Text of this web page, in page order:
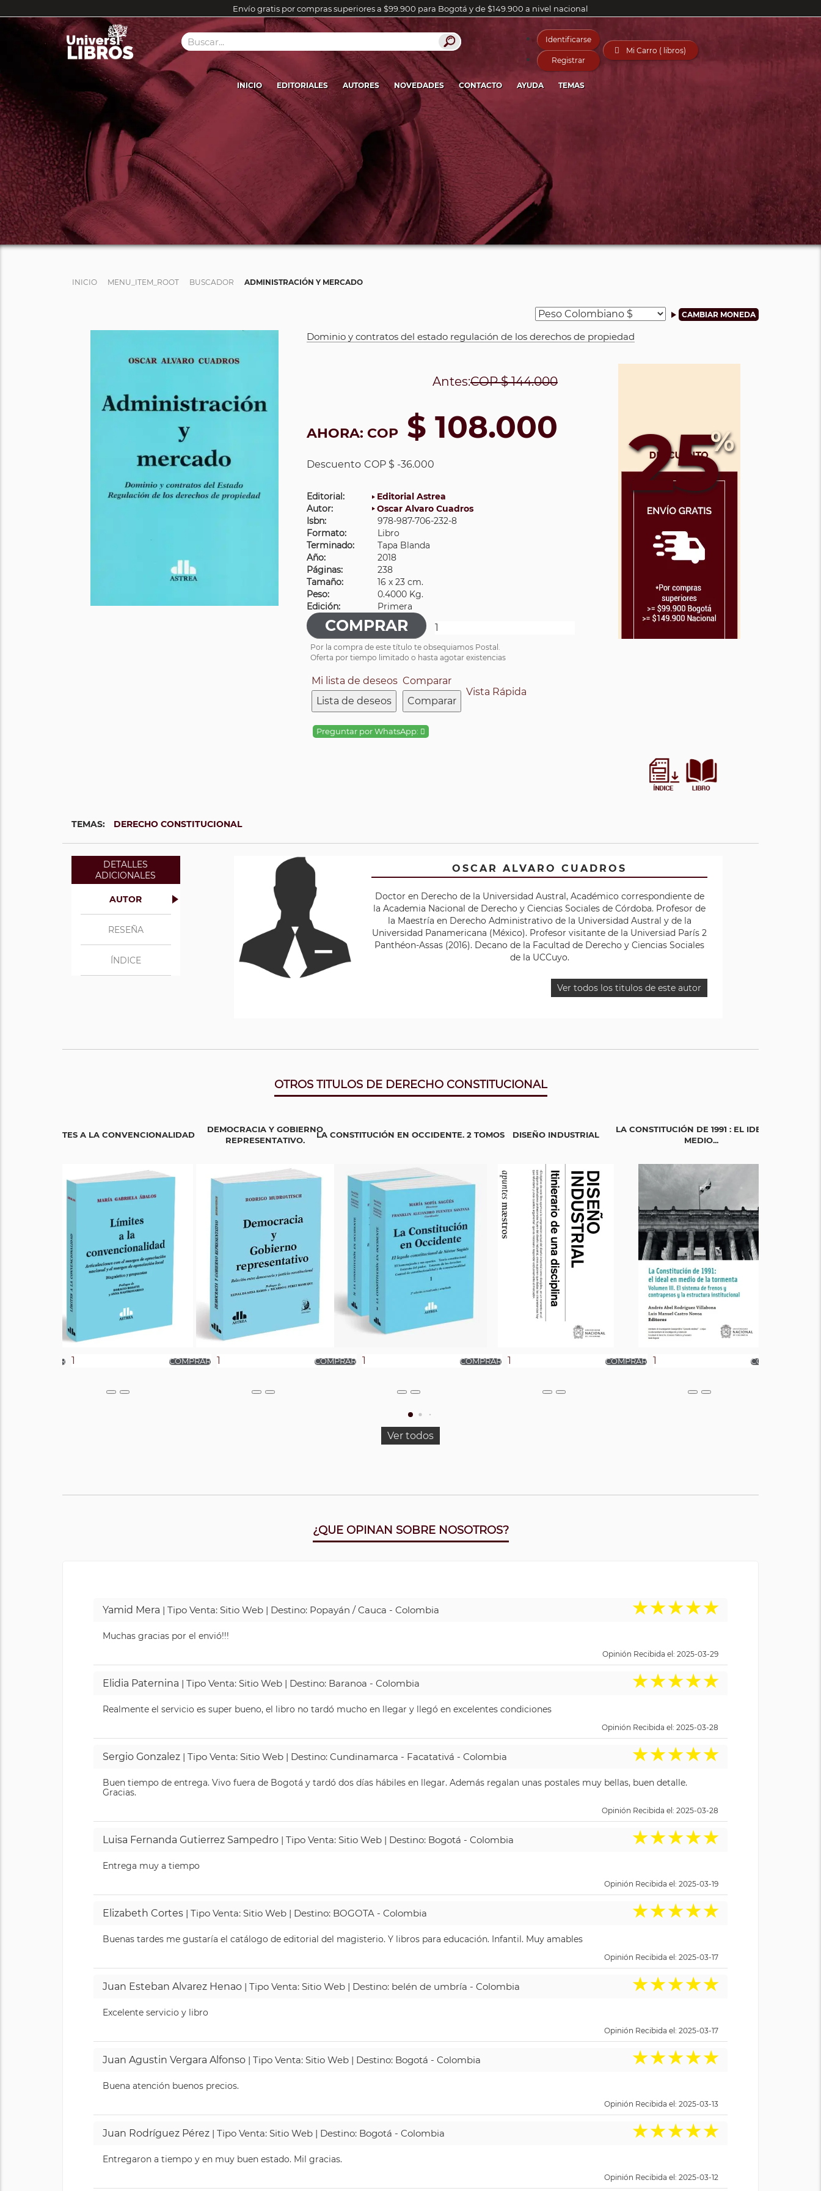
Envío gratis por compras superiores a $99.900 para Bogotá y de $149.900 a nivel nacional
Identificarse
Registrar
 Mi Carro ( libros)
INICIO EDITORIALES AUTORES NOVEDADES CONTACTO AYUDA TEMAS
INICIO MENU_ITEM_ROOT BUSCADOR ADMINISTRACIÓN Y MERCADO
Dominio y contratos del estado regulación de los derechos de propiedad
25%
Antes:COP$ 144.000
AHORA: COP $ 108.000
Descuento COP $ -36.000
Editorial:
Editorial Astrea
Autor:
Oscar Alvaro Cuadros
Isbn:
978-987-706-232-8
Formato:
Libro
Terminado:
Tapa Blanda
Año:
2018
Páginas:
238
Tamaño:
16 x 23 cm.
Peso:
0.4000 Kg.
Edición:
Primera
Por la compra de este título te obsequiamos Postal.
Oferta por tiempo limitado o hasta agotar existencias
Mi lista de deseos
Lista de deseos
Comparar
Comparar
Vista Rápida
Preguntar por WhatsApp:
TEMAS: DERECHO CONSTITUCIONAL
DETALLES
ADICIONALES
AUTOR
RESEÑA
ÍNDICE
OSCAR ALVARO CUADROS
Doctor en Derecho de la Universidad Austral, Académico correspondiente de
la Academia Nacional de Derecho y Ciencias Sociales de Córdoba. Profesor de
la Maestría en Derecho Administrativo de la Universidad Austral y de la
Universidad Panamericana (México). Profesor visitante de la Universiad París 2
Panthéon-Assas (2016). Decano de la Facultad de Derecho y Ciencias Sociales
de la UCCuyo.
Ver todos los titulos de este autor
OTROS TITULOS DE DERECHO CONSTITUCIONAL
LÍMITES A LA CONVENCIONALIDAD
DEMOCRACIA Y GOBIERNO
REPRESENTATIVO.
LA CONSTITUCIÓN EN OCCIDENTE. 2 TOMOS DISEÑO INDUSTRIAL
LA CONSTITUCIÓN DE 1991 : EL IDEAL EN
MEDIO...
Ver todos
¿QUE OPINAN SOBRE NOSOTROS?
Yamid Mera | Tipo Venta: Sitio Web | Destino: Popayán / Cauca - Colombia ★★★★★
Muchas gracias por el envió!!!
Opinión Recibida el: 2025-03-29
Elidia Paternina | Tipo Venta: Sitio Web | Destino: Baranoa - Colombia ★★★★★
Realmente el servicio es super bueno, el libro no tardó mucho en llegar y llegó en excelentes condiciones
Opinión Recibida el: 2025-03-28
Sergio Gonzalez | Tipo Venta: Sitio Web | Destino: Cundinamarca - Facatativá - Colombia ★★★★★
Buen tiempo de entrega. Vivo fuera de Bogotá y tardó dos días hábiles en llegar. Además regalan unas postales muy bellas, buen detalle.
Gracias.
Opinión Recibida el: 2025-03-28
Luisa Fernanda Gutierrez Sampedro | Tipo Venta: Sitio Web | Destino: Bogotá - Colombia ★★★★★
Entrega muy a tiempo
Opinión Recibida el: 2025-03-19
Elizabeth Cortes | Tipo Venta: Sitio Web | Destino: BOGOTA - Colombia ★★★★★
Buenas tardes me gustaría el catálogo de editorial del magisterio. Y libros para educación. Infantil. Muy amables
Opinión Recibida el: 2025-03-17
Juan Esteban Alvarez Henao | Tipo Venta: Sitio Web | Destino: belén de umbría - Colombia ★★★★★
Excelente servicio y libro
Opinión Recibida el: 2025-03-17
Juan Agustin Vergara Alfonso | Tipo Venta: Sitio Web | Destino: Bogotá - Colombia ★★★★★
Buena atención buenos precios.
Opinión Recibida el: 2025-03-13
Juan Rodríguez Pérez | Tipo Venta: Sitio Web | Destino: Bogotá - Colombia ★★★★★
Entregaron a tiempo y en muy buen estado. Mil gracias.
Opinión Recibida el: 2025-03-12